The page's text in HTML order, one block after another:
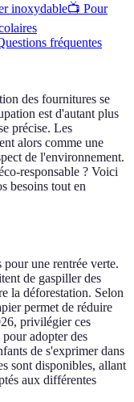
inoxydable📺 Pour
fréquentes
des fournitures se
est d'autant plus
précise. Les
alors comme une
de l'environnement.
responsable ? Voici
besoins tout en
pour une rentrée verte.
de gaspiller des
la déforestation. Selon
permet de réduire
privilégier ces
adopter des
de s'exprimer dans
sont disponibles, allant
aux différentes